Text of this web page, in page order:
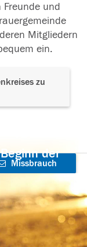
und
Mitgliedern
ein.
zu
der
Missbrauch